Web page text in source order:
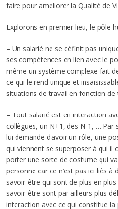
faire pour améliorer la Qualité de
Explorons en premier lieu, le pôle
– Un salarié ne se définit pas
ses compétences en lien avec le
même un système complexe fait
ce qui le rend unique et
situations de travail en fonction de
– Tout salarié est en interaction
collègues, un N+1, des N-1, … Par
lui demande d’avoir un rôle, une
qui viennent se superposer à qui il
porter une sorte de costume qui
personne car ce n’est pas ici liés à
savoir-être qui sont de plus en plus
savoir-être sont par ailleurs plus
interaction avec ce qui constitue